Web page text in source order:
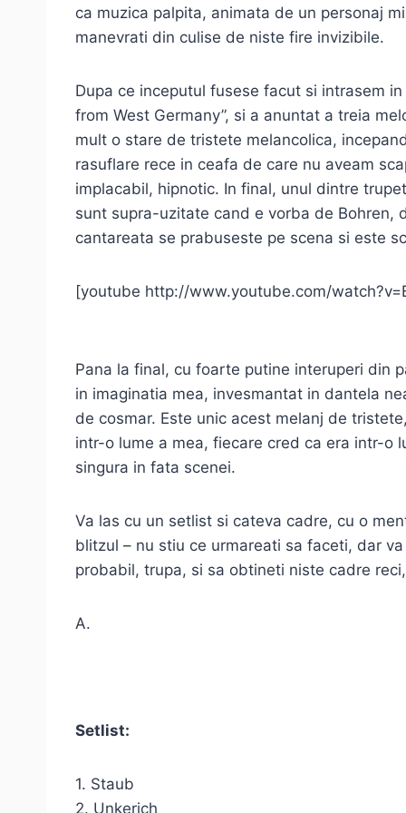
ca muzica palpita, animata de un personaj
manevrati din culise de niste fire invizibile.
Dupa ce inceputul fusese facut si intrasem
from West Germany”, si a anuntat a treia
mult o stare de tristete melancolica,
rasuflare rece in ceafa de care nu aveam
implacabil, hipnotic. In final, unul dintre
sunt supra-uzitate cand e vorba de Bohren,
cantareata se prabuseste pe scena si este
[youtube http://www.youtube.com/
Pana la final, cu foarte putine interuperi din
in imaginatia mea, invesmantat in dantela
de cosmar. Este unic acest melanj de
intr-o lume a mea, fiecare cred ca era intr-o
singura in fata scenei.
Va las cu un setlist si cateva cadre, cu o
blitzul – nu stiu ce urmareati sa faceti, dar
probabil, trupa, si sa obtineti niste cadre
A.
Setlist:
1. Staub
2. Unkerich